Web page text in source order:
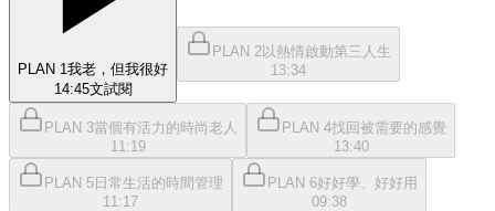
PLAN 1我老，但我很好
14:45文試閱
PLAN 2以熱情啟動第三人生
13:34
PLAN 3當個有活力的時尚老人
11:19
PLAN 4找回被需要的感覺
13:40
PLAN 5日常生活的時間管理
11:17
PLAN 6好好學、好好用
09:38